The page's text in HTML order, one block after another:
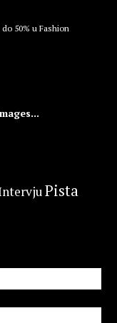
50% u Fashion
Pista